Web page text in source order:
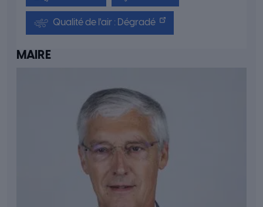
Qualité de l'air : Dégradé
MAIRE